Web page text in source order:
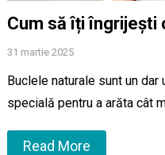
Cum să îți îngrijești
31 martie 2025
Buclele naturale sunt un
specială pentru a arăta cât
Read More